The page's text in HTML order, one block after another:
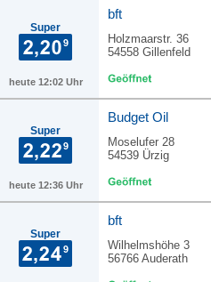
Super
heute 12:02 Uhr
bft
Holzmaarstr. 36
54558 Gillenfeld
Super
heute 12:36 Uhr
Budget Oil
Moselufer 28
54539 Ürzig
Super
bft
Wilhelmshöhe 3
56766 Auderath